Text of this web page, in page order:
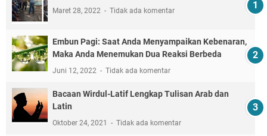
Maret 28, 2022 Tidak ada komentar
Embun Pagi: Saat Anda Menyampaikan Kebenaran,
Maka Anda Menemukan Dua Reaksi Berbeda
Juni 12, 2022 Tidak ada komentar
Bacaan Wirdul-Latif Lengkap Tulisan Arab dan
Latin
Oktober 24, 2021 Tidak ada komentar